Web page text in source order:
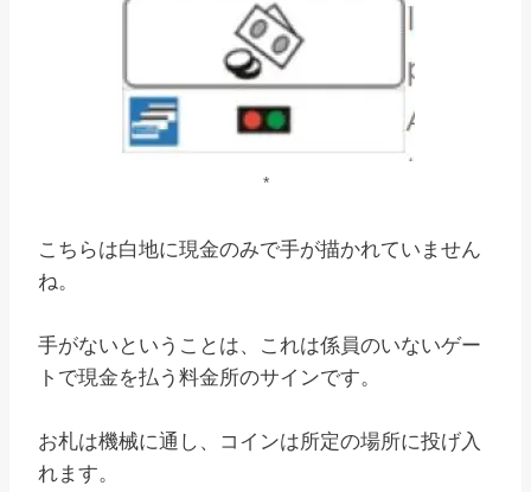
*
こちらは白地に現金のみで手が描かれていません
ね。
手がないということは、これは係員のいないゲー
トで現金を払う料金所のサインです。
お札は機械に通し、コインは所定の場所に投げ入
れます。